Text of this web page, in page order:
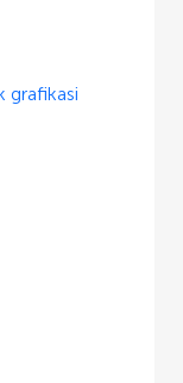
grafikasi